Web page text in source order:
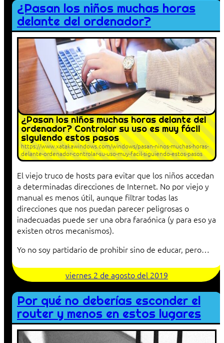
¿Pasan los niños muchas horas
delante del ordenador?
¿Pasan los niños muchas horas delante del
ordenador? Controlar su uso es muy fácil
siguiendo estos pasos
https://www.xatakawindows.com/windows/pasan-ninos-muchas-horas-
delante-ordenador-controlar-su-uso-muy-facil-siguiendo-estos-pasos
El viejo truco de hosts para evitar que los niños accedan
a determinadas direcciones de Internet. No por viejo y
manual es menos útil, aunque filtrar todas las
direcciones que nos puedan parecer peligrosas o
inadecuadas puede ser una obra faraónica (y para eso ya
existen otros mecanismos).
Yo no soy partidario de prohibir sino de educar, pero…
viernes 2 de agosto del 2019
Por qué no deberías esconder el
router y menos en estos lugares